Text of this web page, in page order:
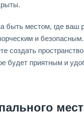
быть местом, где ваш
и
создать
будет приятным и